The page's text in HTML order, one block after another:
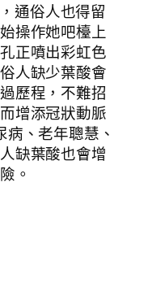
通俗人也得留
操作她吧檯上
正噴出彩虹色
人缺少葉酸會
歷程，不難招
增添冠狀動脈
、老年聰慧、
缺葉酸也會增
。